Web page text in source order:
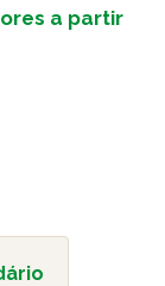
Caiubi
a partir